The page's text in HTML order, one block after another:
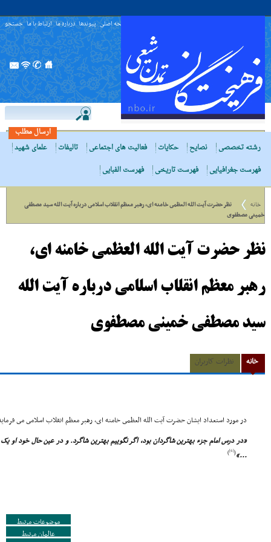
صفحه اصلی پیوندها درباره ما ارتباط با ما جستجو
ارسال مطلب
رشته تخصصی
نصایح حکایات فعالیت های اجتماعی تالیفات
علمای شهید
فهرست جغرافیایی
فهرست تاریخی فهرست الفبایی
خانه
نظر حضرت آیت الله العظمى خامنه اى، رهبر معظم انقلاب اسلامى درباره آیت الله سید مصطفی
خمینی مصطفوی
نظر حضرت آیت الله العظمى خامنه اى،
رهبر معظم انقلاب اسلامى درباره آیت الله
سید مصطفی خمینی مصطفوی
خانه نظرات کاربران
در مورد استعداد ایشان حضرت آیت الله العظمى خامنه اى، رهبر معظم انقلاب اسلامى مى
«در درس امام جزء بهترین شاگردان بود، اگر نگوییم بهترین شاگرد. و در عین حال خود
...»
(
[6]
)
موضوعات مرتبط
عالمان مرتبط